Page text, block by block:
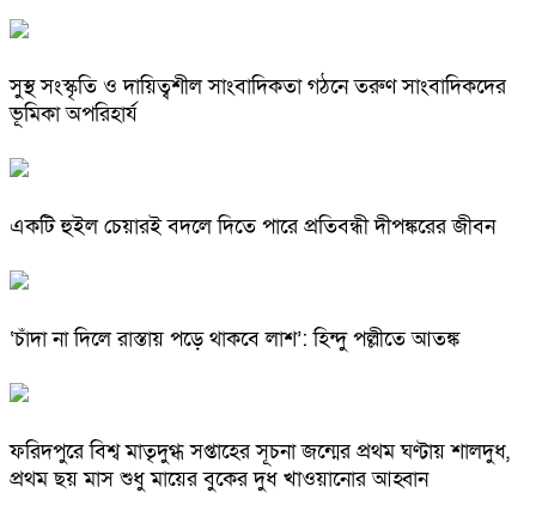
সুস্থ সংস্কৃতি ও দায়িত্বশীল সাংবাদিকতা গঠনে তরুণ সাংবাদিকদের
ভূমিকা অপরিহার্য
একটি হুইল চেয়ারই বদলে দিতে পারে প্রতিবন্ধী দীপঙ্করের জীবন
‘চাঁদা না দিলে রাস্তায় পড়ে থাকবে লাশ’: হিন্দু পল্লীতে আতঙ্ক
ফরিদপুরে বিশ্ব মাতৃদুগ্ধ সপ্তাহের সূচনা জন্মের প্রথম ঘণ্টায় শালদুধ,
প্রথম ছয় মাস শুধু মায়ের বুকের দুধ খাওয়ানোর আহ্বান